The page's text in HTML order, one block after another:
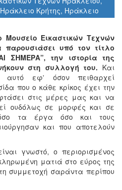
Κρήτης, Ηράκλειο
Εικαστικών Τεχνών
παρουσιάσει υπό τον τίτλο
ΣΗΜΕΡΑ”, την ιστορία της
στη συλλογή του. Και
εφʼ όσον πειθαρχεί
που ο κάθε κρίκος έχει την
στις μέρες μας και να
ουδόλως σε μορφές και σε
τα έργα όσο και τους
και που αποτελούν
γνωστό, ο περιορισμένος
ματιά στο εύρος της
συμμετοχή σαράντα περίπου